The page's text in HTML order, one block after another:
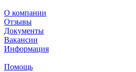
О компании
Отзывы
Документы
Вакансии
Информация
Помощь